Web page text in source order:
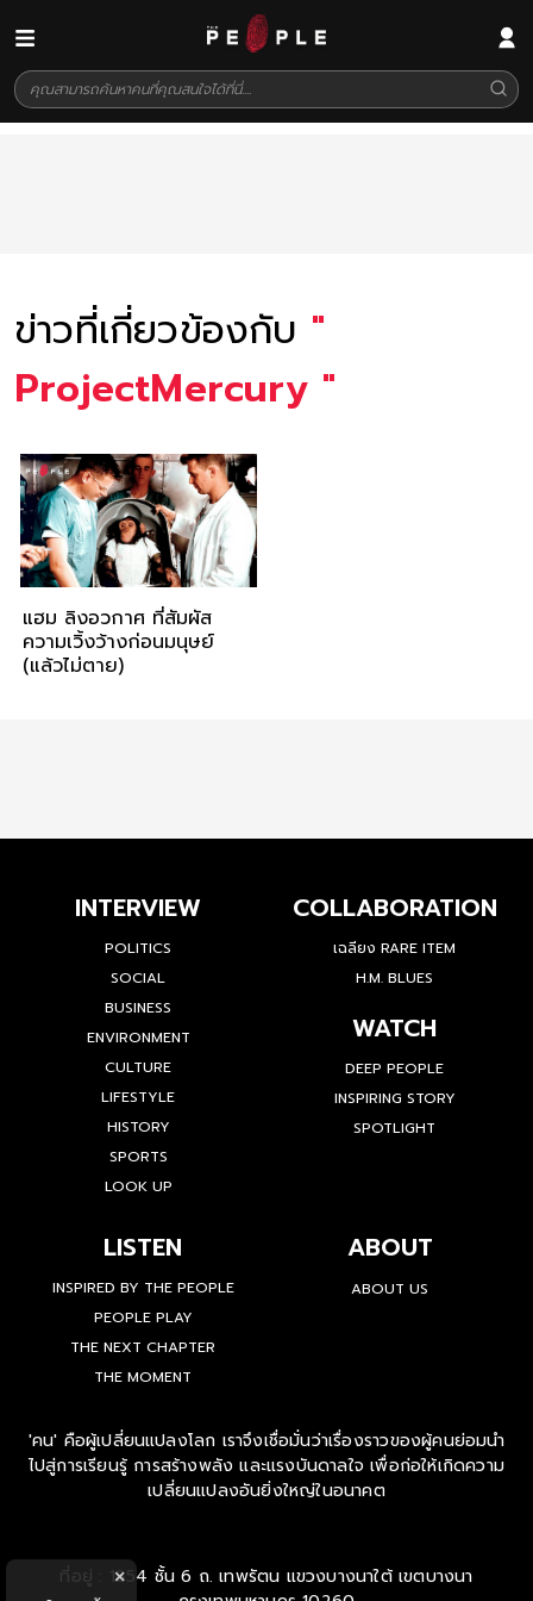
ข่าวที่เกี่ยวข้องกับ "
ProjectMercury "
แฮม ลิงอวกาศ ที่สัมผัส
ความเวิ้งว้างก่อนมนุษย์
(แล้วไม่ตาย)
INTERVIEW
POLITICS
SOCIAL
BUSINESS
ENVIRONMENT
CULTURE
LIFESTYLE
HISTORY
SPORTS
LOOK UP
COLLABORATION
เฉลียง RARE ITEM
H.M. BLUES
WATCH
DEEP PEOPLE
INSPIRING STORY
SPOTLIGHT
LISTEN
INSPIRED BY THE PEOPLE
PEOPLE PLAY
THE NEXT CHAPTER
THE MOMENT
ABOUT
ABOUT US
'คน' คือผู้เปลี่ยนแปลงโลก เราจึงเชื่อมั่นว่าเรื่องราวของผู้คนย่อมนำ
ไปสู่การเรียนรู้ การสร้างพลัง และแรงบันดาลใจ เพื่อก่อให้เกิดความ
เปลี่ยนแปลงอันยิ่งใหญ่ในอนาคต
ที่อยู่ : 1854 ชั้น 6 ถ. เทพรัตน แขวงบางนาใต้ เขตบางนา
×